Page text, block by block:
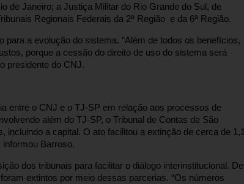
de Janeiro; a Justiça Militar do Rio Grande do Sul, de
Regionais Federais da 2ª Região e da 6ª Região.
a evolução do sistema. “Além de todos os benefícios,
porque a cessão do direito de uso do sistema será
presidente do CNJ.
entre o CNJ e o TJ-SP em relação aos processos de
além do TJ-SP, o Tribunal de Contas de São
a capital. O ato facilitou a extinção de cerca de 1,1
Barroso.
dos tribunais para facilitar o diálogo interinstitucional. De
extintos por meio dessas parcerias. “Os números